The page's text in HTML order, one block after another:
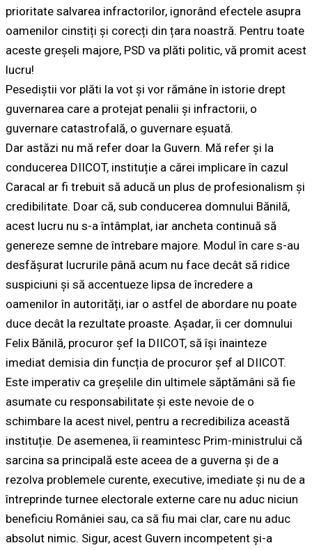
prioritate salvarea infractorilor, ignorând efectele asupra
oamenilor cinstiți și corecți din țara noastră. Pentru toate
aceste greșeli majore, PSD va plăti politic, vă promit acest
lucru!
Pesediștii vor plăti la vot și vor rămâne în istorie drept
guvernarea care a protejat penalii și infractorii, o
guvernare catastrofală, o guvernare eșuată.
Dar astăzi nu mă refer doar la Guvern. Mă refer și la
conducerea DIICOT, instituție a cărei implicare în cazul
Caracal ar fi trebuit să aducă un plus de profesionalism și
credibilitate. Doar că, sub conducerea domnului Bănilă,
acest lucru nu s-a întâmplat, iar ancheta continuă să
genereze semne de întrebare majore. Modul în care s-au
desfășurat lucrurile până acum nu face decât să ridice
suspiciuni și să accentueze lipsa de încredere a
oamenilor în autorități, iar o astfel de abordare nu poate
duce decât la rezultate proaste. Așadar, îi cer domnului
Felix Bănilă, procuror șef la DIICOT, să își înainteze
imediat demisia din funcția de procuror șef al DIICOT.
Este imperativ ca greșelile din ultimele săptămâni să fie
asumate cu responsabilitate și este nevoie de o
schimbare la acest nivel, pentru a recredibiliza această
instituție. De asemenea, îi reamintesc Prim-ministrului că
sarcina sa principală este aceea de a guverna și de a
rezolva problemele curente, executive, imediate și nu de a
întreprinde turnee electorale externe care nu aduc niciun
beneficiu României sau, ca să fiu mai clar, care nu aduc
absolut nimic. Sigur, acest Guvern incompetent și-a